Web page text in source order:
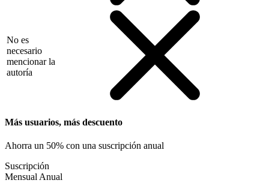
No es
necesario
mencionar la
autoría
Más usuarios, más descuento
Ahorra un 50% con una suscripción anual
Suscripción
Mensual Anual